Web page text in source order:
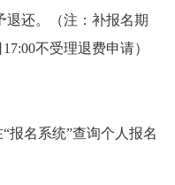
退还。（注：补报名期
不受理退费申请）
报名系统”查询个人报名